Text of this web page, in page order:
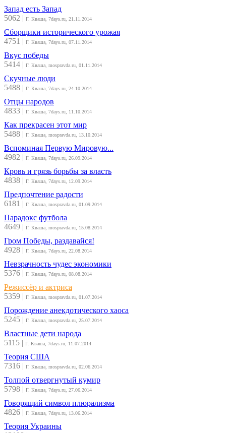
Запад есть Запад
5062 | Г. Кваша, 7days.ru, 21.11.2014
Сборщики исторического урожая
4751 | Г. Кваша, 7days.ru, 07.11.2014
Вкус победы
5414 | Г. Кваша, mospravda.ru, 01.11.2014
Скучные люди
5488 | Г. Кваша, 7days.ru, 24.10.2014
Отцы народов
4833 | Г. Кваша, 7days.ru, 11.10.2014
Как прекрасен этот мир
5488 | Г. Кваша, mospravda.ru, 13.10.2014
Вспоминая Первую Мировую...
4982 | Г. Кваша, 7days.ru, 26.09.2014
Кровь и грязь борьбы за власть
4838 | Г. Кваша, 7days.ru, 12.09.2014
Предпочтение радости
6181 | Г. Кваша, mospravda.ru, 01.09.2014
Парадокс футбола
4649 | Г. Кваша, mospravda.ru, 15.08.2014
Гром Победы, раздавайся!
4928 | Г. Кваша, 7days.ru, 22.08.2014
Невзрачность чудес экономики
5376 | Г. Кваша, 7days.ru, 08.08.2014
Режиссёр и актриса
5359 | Г. Кваша, mospravda.ru, 01.07.2014
Порождение анекдотического хаоса
5245 | Г. Кваша, mospravda.ru, 25.07.2014
Властные дети народа
5115 | Г. Кваша, 7days.ru, 11.07.2014
Теория США
7316 | Г. Кваша, mospravda.ru, 02.06.2014
Толпой отвергнутый кумир
5798 | Г. Кваша, 7days.ru, 27.06.2014
Говорящий символ плюрализма
4826 | Г. Кваша, 7days.ru, 13.06.2014
Теория Украины